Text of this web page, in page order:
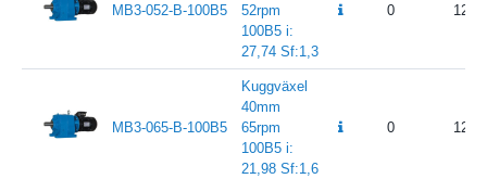
MB3-052-B-100B5
52rpm
100B5 i:
27,74 Sf:1,3
0 12
MB3-065-B-100B5
Kuggväxel
40mm
65rpm
100B5 i:
21,98 Sf:1,6
0 12